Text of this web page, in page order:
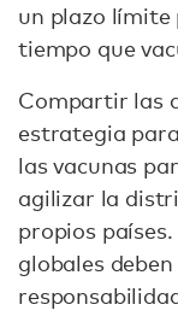
un plazo
tiempo que
Compartir las
estrategia
las vacunas
agilizar la
propios
globales